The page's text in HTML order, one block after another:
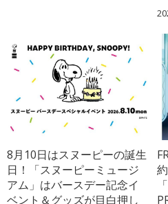
8月10日はスヌーピーの誕生
日！「スヌーピーミュージ
アム」はバースデー記念イ
ベント＆グッズが目白押し